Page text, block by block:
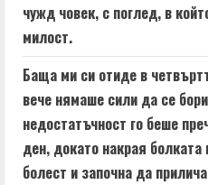
чужд човек, с поглед, в
милост.
Баща ми си отиде в
вече нямаше сили да се
недостатъчност го беше
ден, докато накрая
болест и започна да